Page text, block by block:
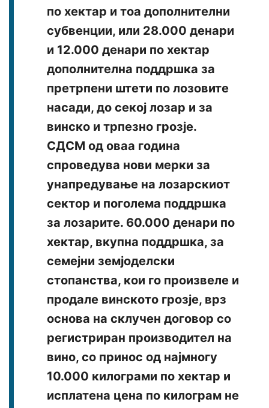
по хектар и тоа дополнителни
субвенции, или 28.000 денари
и 12.000 денари по хектар
дополнителна поддршка за
претрпени штети по лозовите
насади, до секој лозар и за
винско и трпезно грозје.
СДСМ од оваа година
спроведува нови мерки за
унапредување на лозарскиот
сектор и поголема поддршка
за лозарите. 60.000 денари по
хектар, вкупна поддршка, за
семејни земјоделски
стопанства, кои го произвеле и
продале винското грозје, врз
основа на склучен договор со
регистриран производител на
вино, со принос од најмногу
10.000 килограми по хектар и
исплатена цена по килограм не